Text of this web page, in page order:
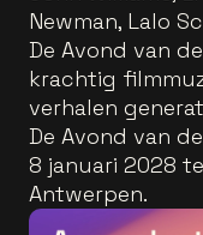
Newman, Lalo
De Avond van
krachtig
verhalen
De Avond van
8 januari 2028
Antwerpen.